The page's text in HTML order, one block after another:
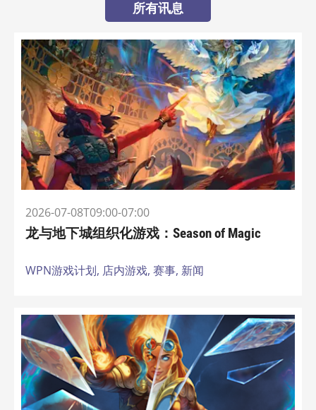
所有讯息
2026-07-08T09:00-07:00
龙与地下城组织化游戏：Season of Magic
WPN游戏计划, 店内游戏, 赛事, 新闻